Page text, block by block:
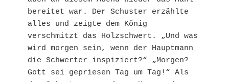
bereitet war. Der Schuster erzählte
alles und zeigte dem König
verschmitzt das Holzschwert. „Und was
wird morgen sein, wenn der Hauptmann
die Schwerter inspiziert?“ „Morgen?
Gott sei gepriesen Tag um Tag!“ Als